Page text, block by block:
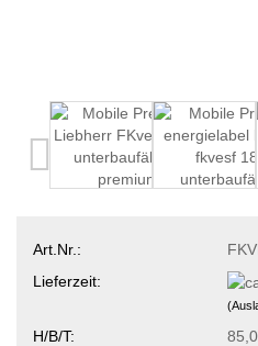
Art.Nr.:
Lieferzeit:
H/B/T: